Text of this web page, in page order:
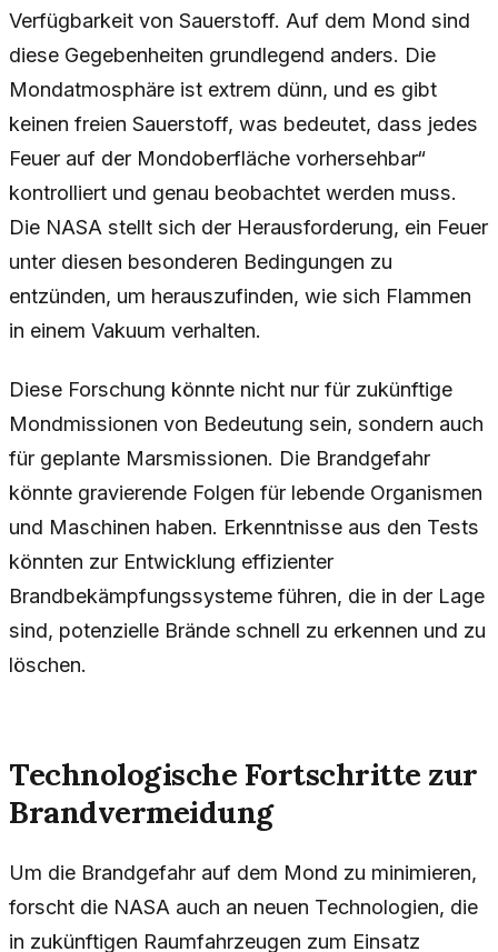
Verfügbarkeit von Sauerstoff. Auf dem Mond sind
diese Gegebenheiten grundlegend anders. Die
Mondatmosphäre ist extrem dünn, und es gibt
keinen freien Sauerstoff, was bedeutet, dass jedes
Feuer auf der Mondoberfläche vorhersehbar“
kontrolliert und genau beobachtet werden muss.
Die NASA stellt sich der Herausforderung, ein Feuer
unter diesen besonderen Bedingungen zu
entzünden, um herauszufinden, wie sich Flammen
in einem Vakuum verhalten.
Diese Forschung könnte nicht nur für zukünftige
Mondmissionen von Bedeutung sein, sondern auch
für geplante Marsmissionen. Die Brandgefahr
könnte gravierende Folgen für lebende Organismen
und Maschinen haben. Erkenntnisse aus den Tests
könnten zur Entwicklung effizienter
Brandbekämpfungssysteme führen, die in der Lage
sind, potenzielle Brände schnell zu erkennen und zu
löschen.
Technologische Fortschritte zur
Brandvermeidung
Um die Brandgefahr auf dem Mond zu minimieren,
forscht die NASA auch an neuen Technologien, die
in zukünftigen Raumfahrzeugen zum Einsatz